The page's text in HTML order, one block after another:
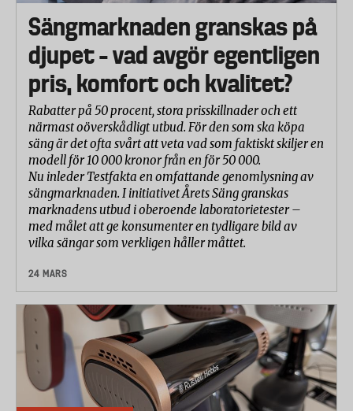
Sängmarknaden granskas på
djupet – vad avgör egentligen
pris, komfort och kvalitet?
Rabatter på 50 procent, stora prisskillnader och ett
närmast oöverskådligt utbud. För den som ska köpa
säng är det ofta svårt att veta vad som faktiskt skiljer en
modell för 10 000 kronor från en för 50 000.
Nu inleder Testfakta en omfattande genomlysning av
sängmarknaden. I initiativet Årets Säng granskas
marknadens utbud i oberoende laboratorietester –
med målet att ge konsumenter en tydligare bild av
vilka sängar som verkligen håller måttet.
24 MARS